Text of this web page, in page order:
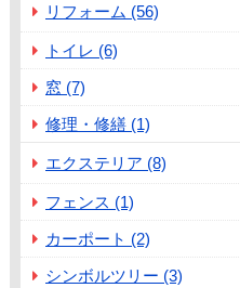
リフォーム (56)
トイレ (6)
窓 (7)
修理・修繕 (1)
エクステリア (8)
フェンス (1)
カーポート (2)
シンボルツリー (3)